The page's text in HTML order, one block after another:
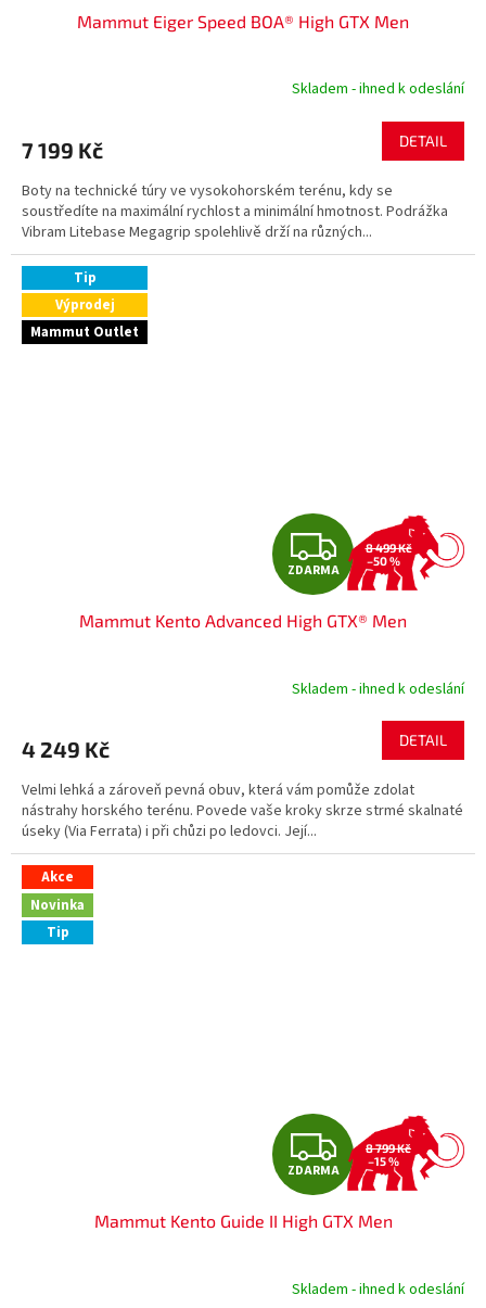
Mammut Eiger Speed BOA® High GTX Men
Skladem - ihned k odeslání
7 199 Kč DETAIL
Boty na technické túry ve vysokohorském terénu, kdy se
soustředíte na maximální rychlost a minimální hmotnost. Podrážka
Vibram Litebase Megagrip spolehlivě drží na různých...
Tip
Výprodej
Mammut Outlet
Z
D
A
R
A
ZDARMA
8 499 Kč
–50 %
Mammut Kento Advanced High GTX® Men
Skladem - ihned k odeslání
4 249 Kč DETAIL
Velmi lehká a zároveň pevná obuv, která vám pomůže zdolat
nástrahy horského terénu. Povede vaše kroky skrze strmé skalnaté
úseky (Via Ferrata) i při chůzi po ledovci. Její...
Akce
Novinka
Tip
Z
D
A
R
ZDARMA
8 799 Kč
–15 %
Mammut Kento Guide II High GTX Men
Skladem - ihned k odeslání